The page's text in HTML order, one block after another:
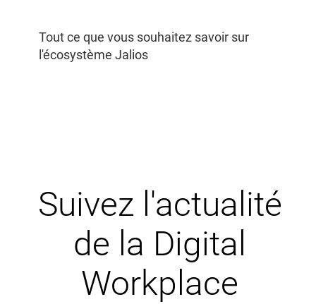
Tout ce que vous souhaitez savoir sur
l'écosystème Jalios
Suivez l'actualité
de la Digital
Workplace